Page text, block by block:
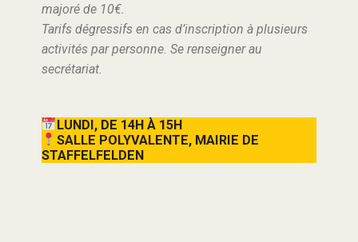
majoré de 10€.
Tarifs dégressifs en cas d’inscription à plusieurs
activités par personne. Se renseigner au
secrétariat.
LUNDI, DE 14H À 15H
SALLE POLYVALENTE, MAIRIE DE
STAFFELFELDEN